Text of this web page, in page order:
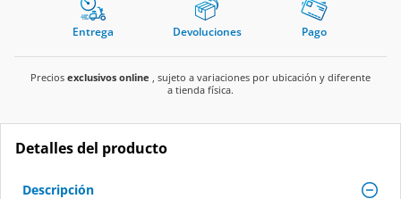
Entrega Devoluciones Pago
Precios exclusivos online , sujeto a variaciones por ubicación y diferente
a tienda física.
Detalles del producto
Descripción